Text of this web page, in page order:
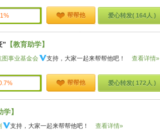
帮帮他 爱心转发( 164人 )
” 【教育助学】
图事业基金会 支持，大家一起来帮帮他吧！ 查看详情»
帮帮他 爱心转发( 172人 )
学】
支持，大家一起来帮帮他吧！ 查看详情»